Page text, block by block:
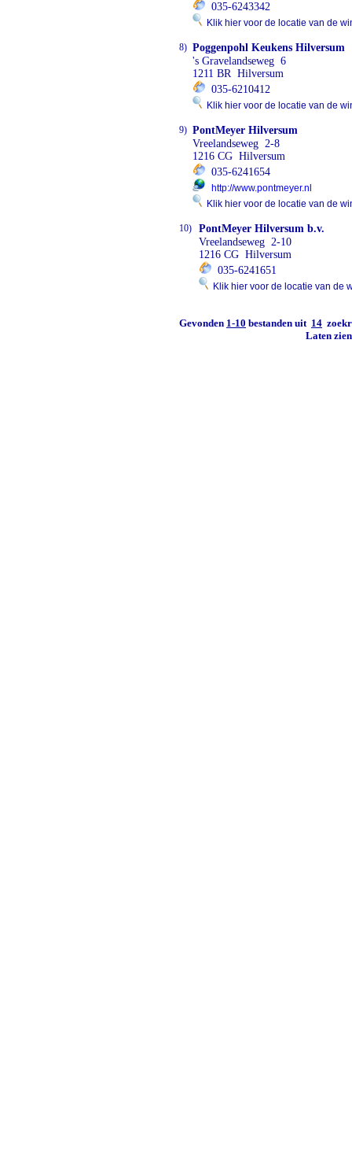
035-6243342
Klik hier voor de locatie van de
8) Poggenpohl Keukens Hilversum
's Gravelandseweg 6
1211 BR Hilversum
035-6210412
Klik hier voor de locatie van de
9) PontMeyer Hilversum
Vreelandseweg 2-8
1216 CG Hilversum
035-6241654
http://www.pontmeyer.nl
Klik hier voor de locatie van de
10)
PontMeyer Hilversum b.v.
Vreelandseweg 2-10
1216 CG Hilversum
035-6241651
Klik hier voor de locatie van de
Gevonden 1-10 bestanden uit 14
Laten